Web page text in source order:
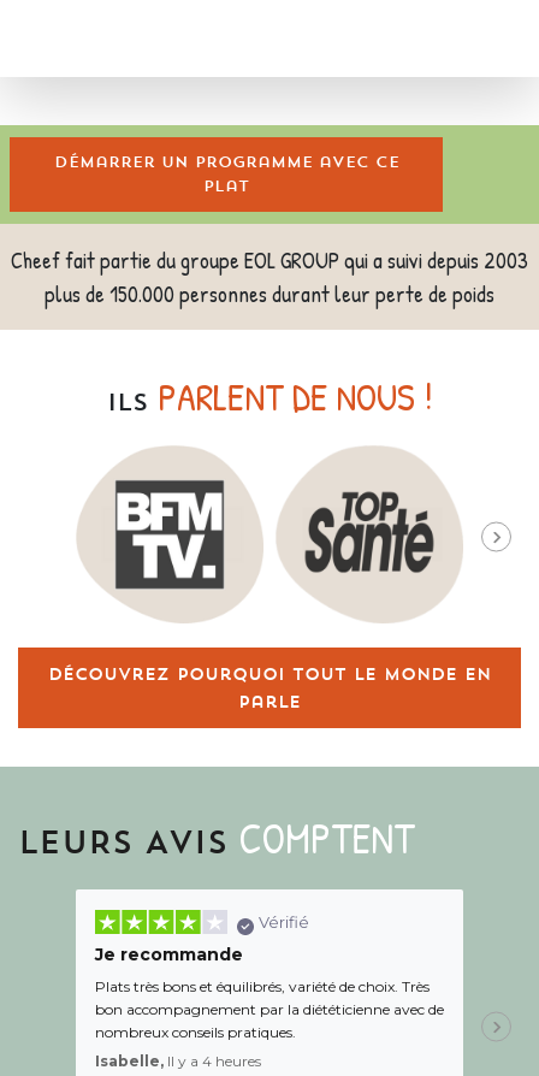
Démarrer un programme avec ce
plat
Cheef fait partie du groupe EOL GROUP qui a suivi depuis 2003
plus de 150.000 personnes durant leur perte de poids
ILS PARLENT DE NOUS !
Découvrez pourquoi tout le monde en
parle
LEURS AVIS COMPTENT
Vérifié
Je recommande
Plats très bons et équilibrés, variété de choix. Très
bon accompagnement par la diététicienne avec de
nombreux conseils pratiques.
Isabelle, Il y a 4 heures
de l
aidé